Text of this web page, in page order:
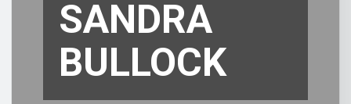
SANDRA
BULLOCK